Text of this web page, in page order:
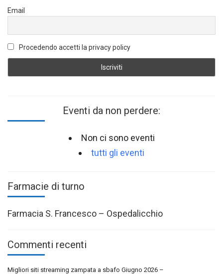
Email
Procedendo accetti la privacy policy
Eventi da non perdere:
Non ci sono eventi
tutti gli eventi
Farmacie di turno
Farmacia S. Francesco – Ospedalicchio
Commenti recenti
Migliori siti streaming zampata a sbafo Giugno 2026 –